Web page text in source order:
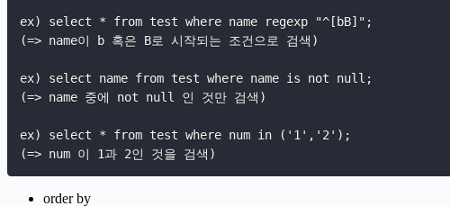
ex) select * from test where name regexp "^[bB]" ;
(=> name이 b 혹은 B로 시작되는 조건으로 검색 )
ex) select name from test where name is not null ;
(=> name 중에 not null 인 것만 검색 )
ex) select * from test where num in ( '1' , '2' ) ;
(=> num 이 1과 2인 것을 검색 )
order by